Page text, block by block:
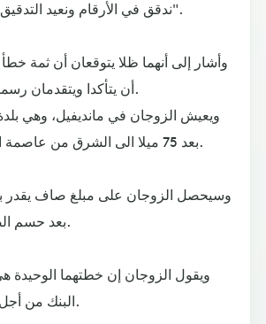
ندقق في الأرقام ونعيد التدقيق المرة تلو الأخرى".
وأشار إلى أنهما ظلا يتوقعان أن ثمة
أن يتأكدا ويتقدمان رسميا لاستلام الجائزة.
ويعيش الزوجان في مانديفيل، وهي
بعد 75 ميلا الى الشرق من عاصمة الولاية، باتون روج.
بعد حسم الضرائب الفيدرالية.
ويقول الزوجان إن خطتهما الوحيدة
البنك من أجل مرحلة تقاعدهما.